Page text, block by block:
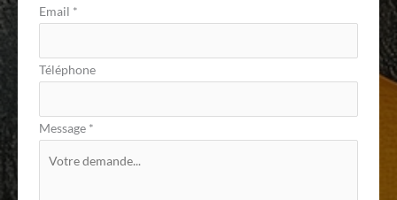
Email *
Téléphone
Message *